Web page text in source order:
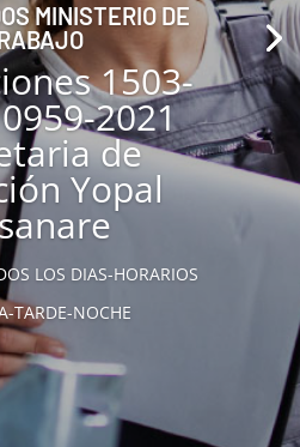
MINISTERIO DE
1503-
2021
de
Yopal
LOS DIAS-HORARIOS
TARDE-NOCHE